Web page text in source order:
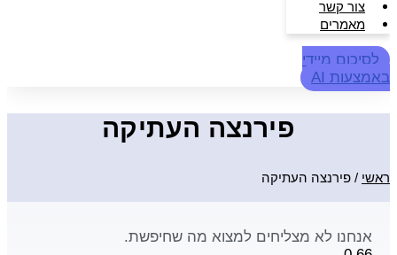
צור קשר
מאמרים
לסיכום מיידי
באמצעות AI
פירנצה העתיקה
ראשי / פירנצה העתיקה
אנחנו לא מצליחים למצוא מה שחיפשת.